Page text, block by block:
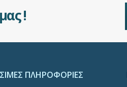
!
ΠΛΗΡΟΦΟΡΙΕΣ